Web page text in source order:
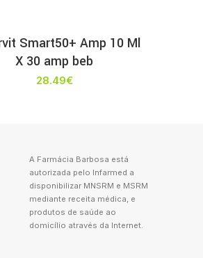
Smart50+ Amp 10 Ml
X 30 amp beb
28.49€
A Farmácia Barbosa está
autorizada pelo Infarmed a
disponibilizar MNSRM e MSRM
mediante receita médica, e
produtos de saúde ao
domicílio através da Internet.